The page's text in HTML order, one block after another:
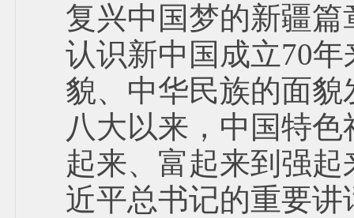
复兴中国梦的新疆
认识新中国成立70
貌、中华民族的面
八大以来，中国特
起来、富起来到强
近平总书记的重要